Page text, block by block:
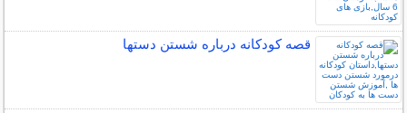
قصه کودکانه درباره شستن دستها